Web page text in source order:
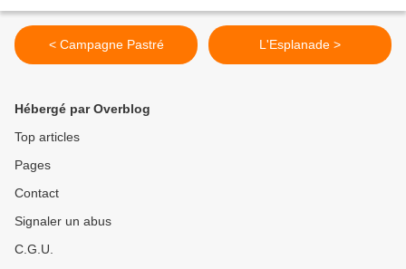
< Campagne Pastré L'Esplanade >
Hébergé par Overblog
Top articles
Pages
Contact
Signaler un abus
C.G.U.